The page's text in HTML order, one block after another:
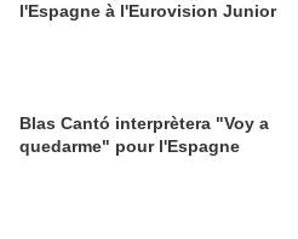
l'Espagne à l'Eurovision Junior
Blas Cantó interprètera "Voy a
quedarme" pour l'Espagne